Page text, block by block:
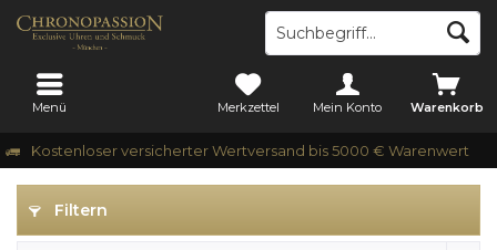
Kostenloser versicherter Wertversand bis 5000 € Warenwert
Menü Warenkorb
Merkzettel Mein Konto
Filtern